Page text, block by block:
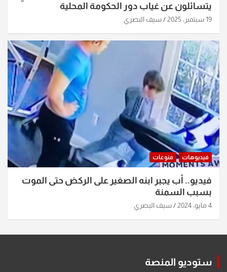
يتسائلون عن غياب دور الحكومة المحلية
19 سبتمبر، 2025 سيف البصري
فيديوهات منوعات
فيديو.. أب يجبر ابنه الصغير على الركض حتى الموت
بسبب السمنة
4 مايو، 2024 سيف البصري
ستوديو المنصة